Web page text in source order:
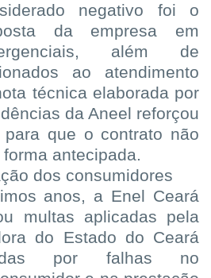
negativo foi o
da empresa em
além de
ao atendimento
técnica elaborada por
da Aneel reforçou
para que o contrato não
antecipada.
dos consumidores
anos, a Enel Ceará
multas aplicadas pela
do Estado do Ceará
por falhas no